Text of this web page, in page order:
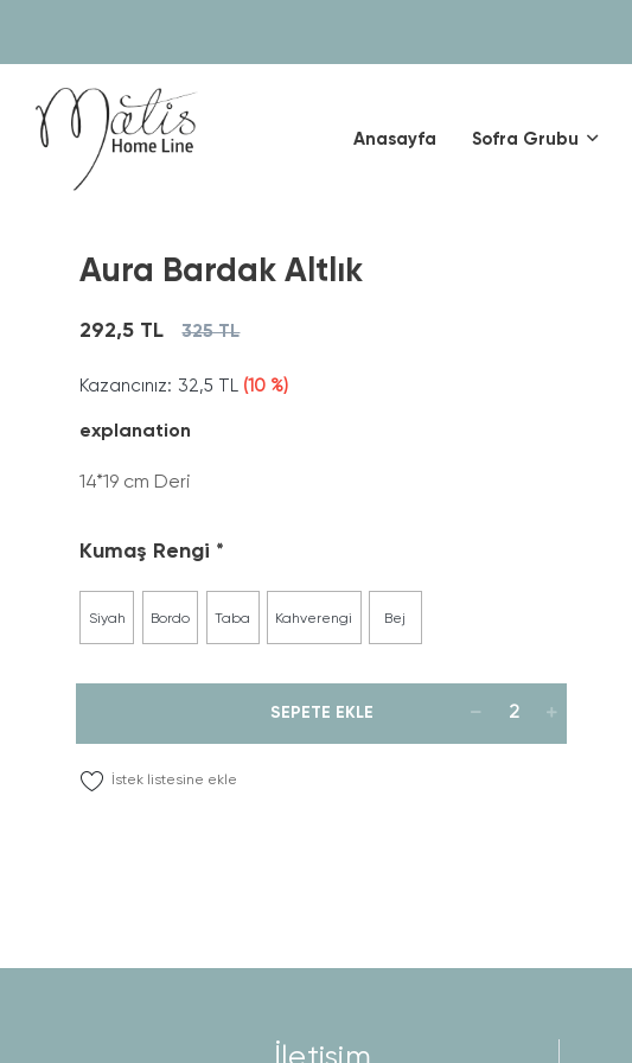
Anasayfa Sofra Grubu
Aura Bardak Altlık
292,5 TL 325 TL
Kazancınız: 32,5 TL (10 %)
explanation
14*19 cm Deri
Kumaş Rengi
Siyah Bordo Taba Kahverengi Bej
SEPETE EKLE
İstek listesine ekle